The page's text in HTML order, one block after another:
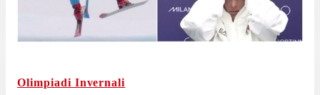
Olimpiadi Invernali